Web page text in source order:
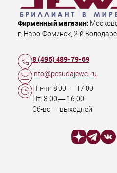
Фирменный магазин:
г. Наро-Фоминск, 2-й
8 (495) 489-79-69
info@posudajewel.ru
Пн-чт: 8:00 — 17:00
Пт: 8:00 — 16:00
Сб-вс — выходной